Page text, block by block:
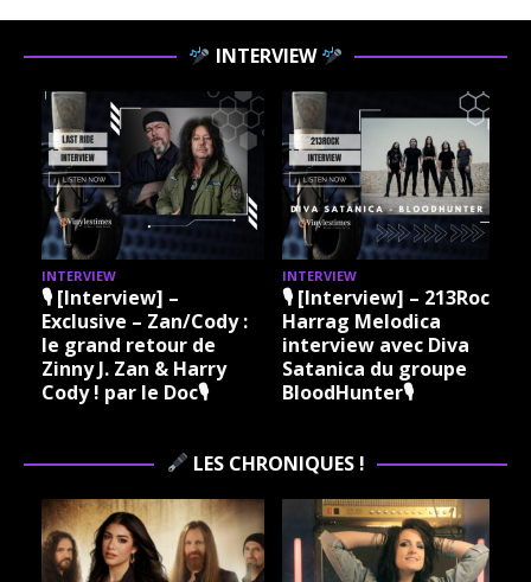
INTERVIEW
INTERVIEW
🎙 [Interview] –
Exclusive – Zan/Cody :
le grand retour de
Zinny J. Zan & Harry
Cody ! par le Doc🎙
INTERVIEW
🎙 [Interview] – 213Rock
Harrag Melodica
interview avec Diva
Satanica du groupe
BloodHunter🎙
LES CHRONIQUES !